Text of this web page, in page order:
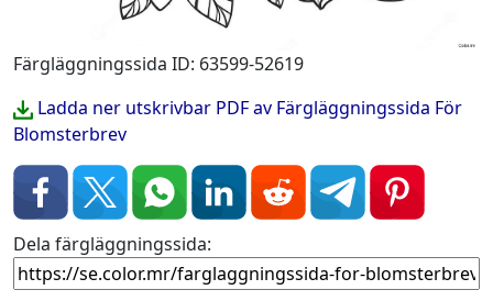
Färgläggningssida ID: 63599-52619
Ladda ner utskrivbar PDF av Färgläggningssida För
Blomsterbrev
Dela färgläggningssida: